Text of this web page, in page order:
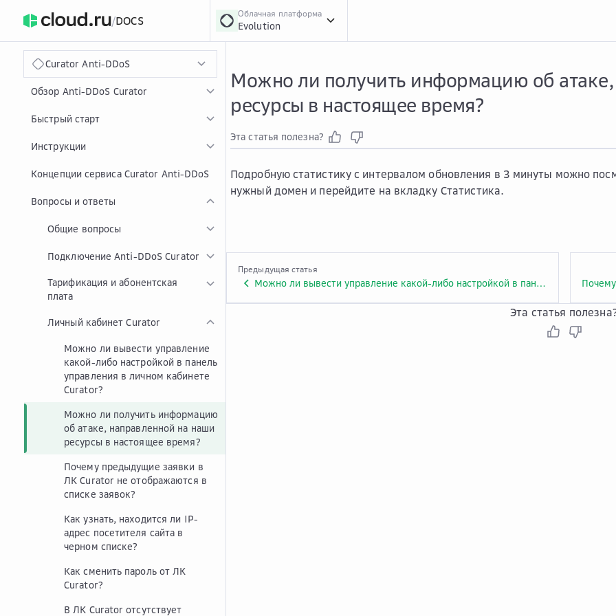
/DOCS
Облачная платформа
Evolution
Curator Anti-DDoS
Обзор Anti-DDoS Curator
Быстрый старт
Инструкции
Концепции сервиса Curator Anti-DDoS
Вопросы и ответы
Общие вопросы
Подключение Anti-DDoS Curator
Тарификация и абонентская
плата
Личный кабинет Curator
Можно ли вывести управление
какой-либо настройкой в панель
управления в личном кабинете
Curator?
Можно ли получить информацию
об атаке, направленной на наши
ресурсы в настоящее время?
Почему предыдущие заявки в
ЛК Curator не отображаются в
списке заявок?
Как узнать, находится ли IP-
адрес посетителя сайта в
черном списке?
Как сменить пароль от ЛК
Curator?
В ЛК Curator отсутствует
Можно ли получить информацию об
ресурсы в настоящее время?
Эта статья полезна?
Подробную статистику c интервалом обновления в 3 минуты можно
нужный домен и перейдите на вкладку Статистика.
Предыдущая статья
Можно ли вывести управление какой-либо настройкой в панель управления в личном кабинете Curator?
Эта статья